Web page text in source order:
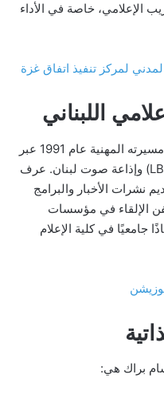
الإعلامي، خاصة في الأداء
لمركز تنفيذ اتفاق غزة
اللبناني
بسام براك هو إعلامي لبناني بارز، بدأ مسيرته المهنية عام 1991 عبر
شاشة المؤسسة اللبنانية للإرسال (LBC) وإذاعة صوت لبنان. عرف
نشرات الأخبار والبرامج
الإلقاء في مؤسسات
جامعيًا في كلية الإعلام
براك هي: